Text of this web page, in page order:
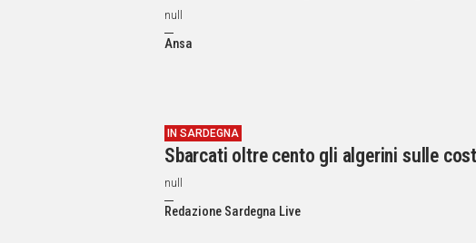
null
Ansa
IN SARDEGNA
Sbarcati oltre cento gli algerini sulle
null
Redazione Sardegna Live